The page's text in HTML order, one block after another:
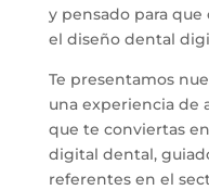
y pensado para
el diseño dental
Te presentamos
una experiencia de
que te conviertas
digital dental,
referentes en el